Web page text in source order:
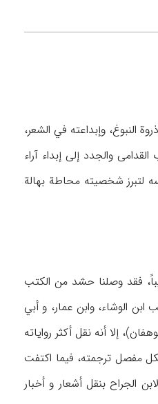
النبوغ، وإبداعته في الشعر،
والجدد إلی إبداء آراء
لتبرز شخصیته محاطة بهالة
تقریباً، فقد وصلنا حشد من الکتب
و أبي الطیب ابن الوشاء، وابن عمار، و أبي
أبوهفان)، إلا أنه نقل أکثر روایاته
العامة ذکرت بشکل مفصل ترجمته، فیما اکتفت
لابن الجراح بنقل أشعار و أخبار